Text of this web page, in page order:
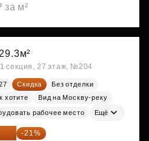
за м²
29.3м²
секция, 27 этаж, №204
Скидка
Без отделки
хотите
Вид на Москву-реку
рабочее место Ещё
₽ -21%